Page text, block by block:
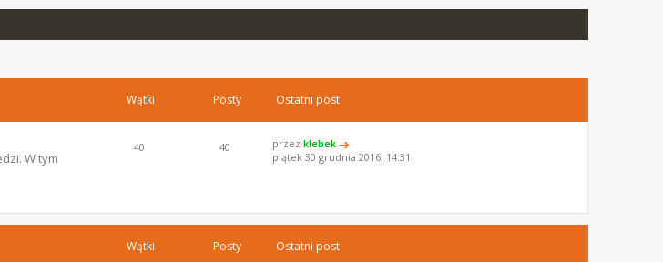
Wątki Posty Ostatni post
W tym
40 40 przezklebek
piątek 30 grudnia 2016, 14:31
Wątki Posty Ostatni post